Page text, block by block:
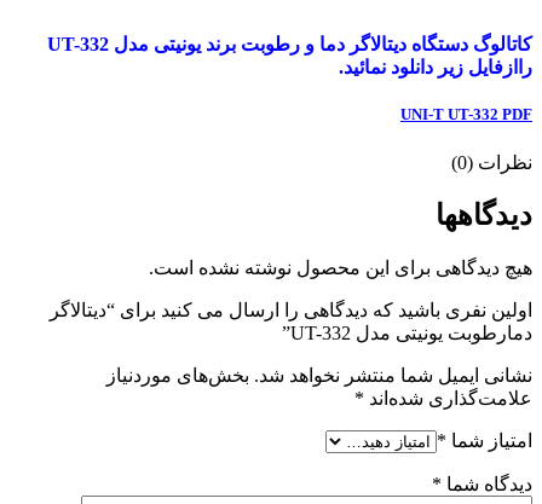
کاتالوگ دستگاه دیتالاگر دما و رطوبت برند یونیتی مدل UT-332
راازفایل زیر دانلود نمائید.
UNI-T UT-332 PDF
نظرات (0)
دیدگاهها
هیچ دیدگاهی برای این محصول نوشته نشده است.
اولین نفری باشید که دیدگاهی را ارسال می کنید برای “دیتالاگر
دمارطوبت یونیتی مدل UT-332”
نشانی ایمیل شما منتشر نخواهد شد. بخش‌های موردنیاز
علامت‌گذاری شده‌اند *
امتیاز شما *
دیدگاه شما *